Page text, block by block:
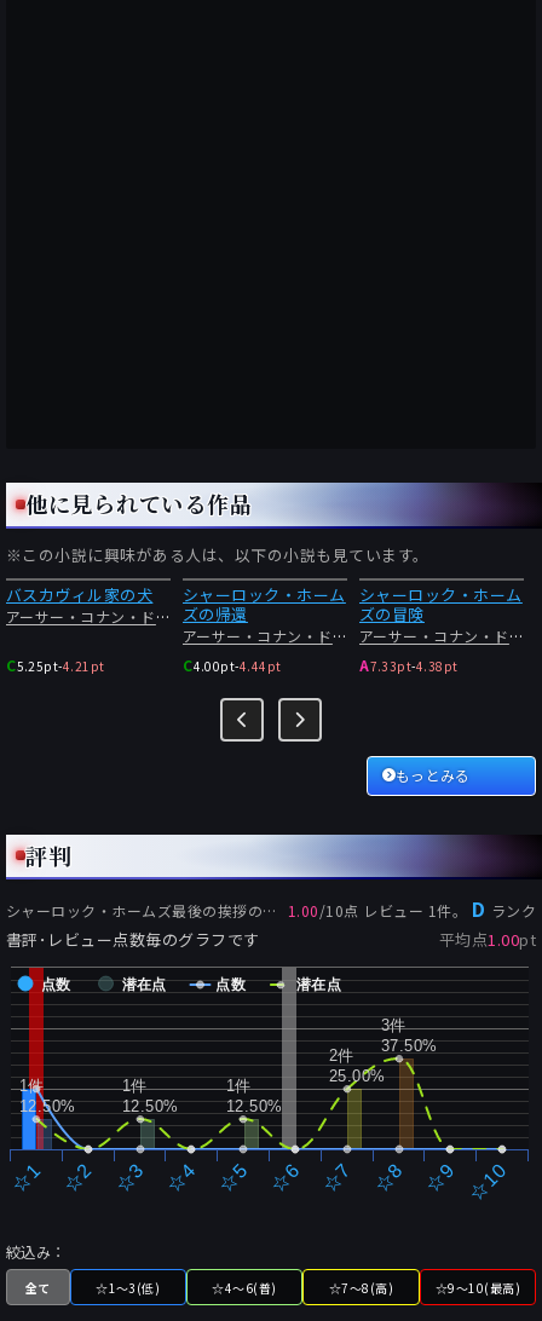
他に見られている作品
※この小説に興味がある人は、以下の小説も見ています。
バスカヴィル家の犬
アーサー・コナン・ドイル
C5.25pt-4.21pt
シャーロック・ホーム
ズの帰還
アーサー・コナン・ドイル
C4.00pt-4.44pt
シャーロック・ホーム
ズの冒険
アーサー・コナン・ドイル
A7.33pt-4.38pt
もっとみる
評判
シャーロック・ホームズ最後の挨拶の評価: 1.00/10点 レビュー 1件。 D ランク
書評･レビュー点数毎のグラフです 平均点1.00pt
点数 潜在点 点数 潜在点
☆1 ☆2 ☆3 ☆4 ☆5 ☆6 ☆7 ☆8 ☆9 ☆10
1件
12.50%
1件
12.50%
1件
12.50%
2件
25.00%
3件
37.50%
絞込み：
全て ☆1～3(低) ☆4～6(普) ☆7～8(高) ☆9～10(最高)